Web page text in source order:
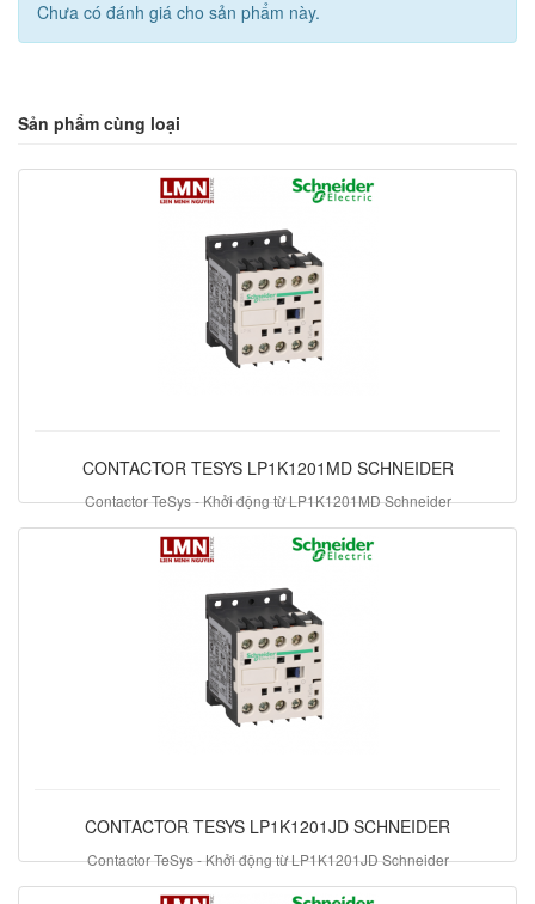
Chưa có đánh giá cho sản phẩm này.
Sản phẩm cùng loại
CONTACTOR TESYS LP1K1201MD SCHNEIDER
Contactor TeSys - Khởi động từ LP1K1201MD Schneider
603.460 đ
CONTACTOR TESYS LP1K1201JD SCHNEIDER
Contactor TeSys - Khởi động từ LP1K1201JD Schneider
603.460 đ